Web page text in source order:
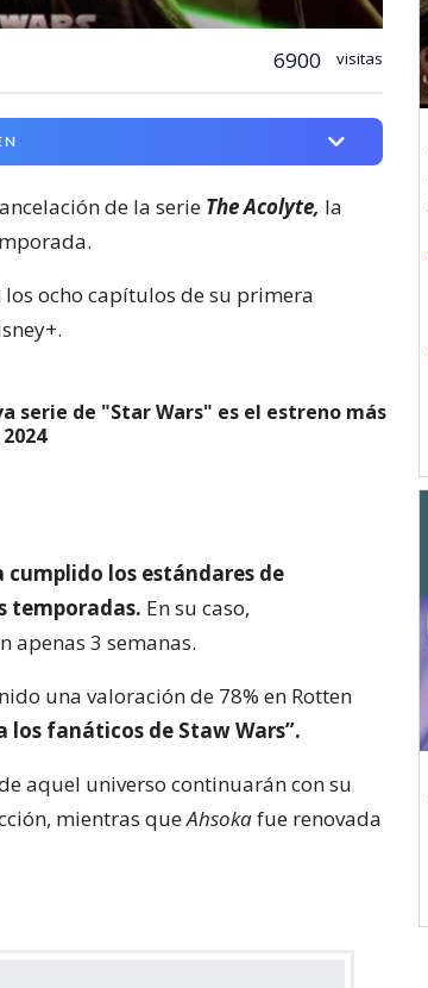
6900 visitas
de la serie The Acolyte, la
ocho capítulos de su primera
serie de "Star Wars" es el estreno más
cumplido los estándares de
temporadas. En su caso,
apenas 3 semanas.
una valoración de 78% en Rotten
los fanáticos de Staw Wars”.
aquel universo continuarán con su
mientras queAhsokafue renovada